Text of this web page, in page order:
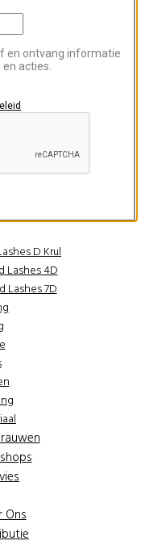
D Krul
D Krul
Lashes 4D
Lashes 7D
Ons
en ontvang informatie
acties.